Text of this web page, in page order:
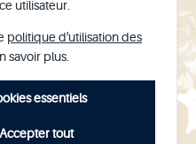
utilisateur.
politique d'utilisation des
savoir plus.
essentiels
Accepter tout